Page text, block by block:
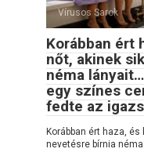
Vírusos Sarok
Korábban ért
nőt, akinek
néma
egy színes
fedte az
Korábban ért haza,
nevetésre bírnia